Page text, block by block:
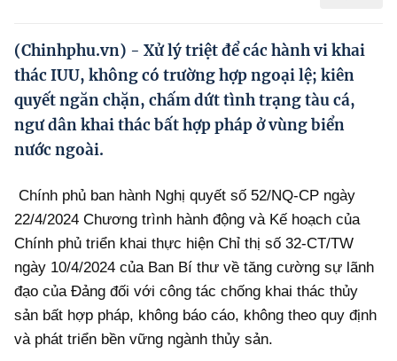
Phát triển kinh tế tư nhân và doanh nghiệp dân tộc
Ocop và chuỗi giá trị Nông sản
Kinh tế tư nhân
Doanh nghiệp dân tộc
Video
(Chinhphu.vn) - Xử lý triệt để các hành vi khai
thác IUU, không có trường hợp ngoại lệ; kiên
quyết ngăn chặn, chấm dứt tình trạng tàu cá,
ngư dân khai thác bất hợp pháp ở vùng biển
nước ngoài.
Chính phủ ban hành Nghị quyết số 52/NQ-CP ngày
22/4/2024 Chương trình hành động và Kế hoạch của
Chính phủ triển khai thực hiện Chỉ thị số 32-CT/TW
ngày 10/4/2024 của Ban Bí thư về tăng cường sự lãnh
đạo của Đảng đối với công tác chống khai thác thủy
sản bất hợp pháp, không báo cáo, không theo quy định
và phát triển bền vững ngành thủy sản.